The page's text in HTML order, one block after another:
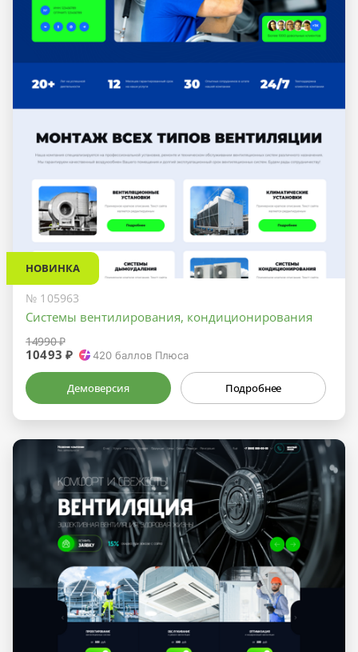
НОВИНКА
№ 105963
Системы вентилирования, кондиционирования
14990 ₽
10493 ₽ 420 баллов Плюса
Демоверсия Подробнее